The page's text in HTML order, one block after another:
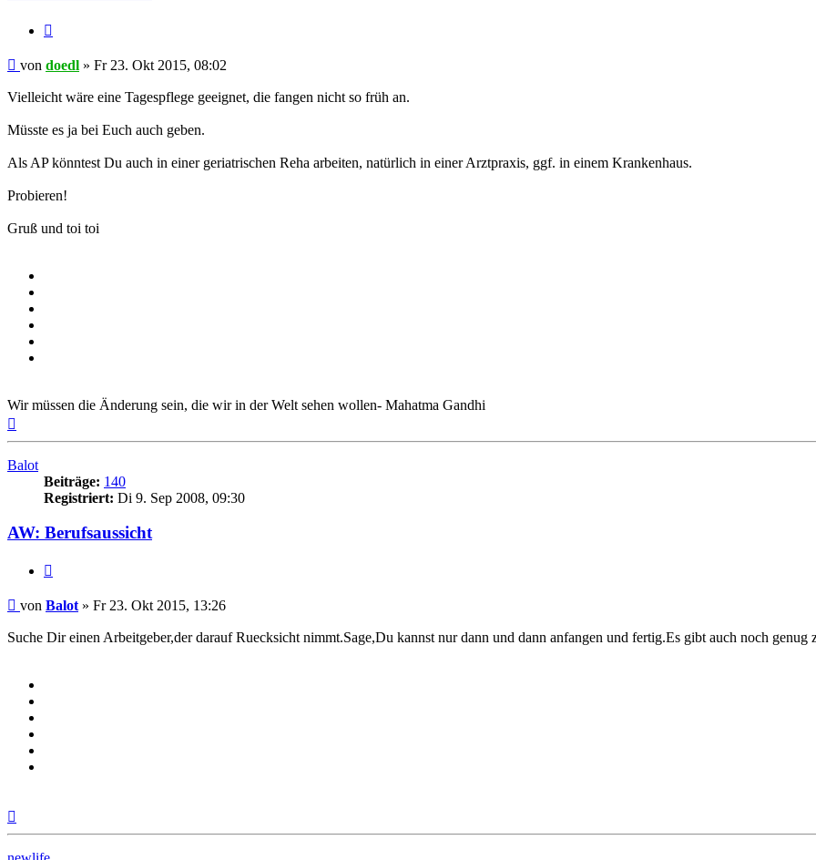
Beitrag
von doedl » Fr 23. Okt 2015, 08:02
Vielleicht wäre eine Tagespflege geeignet, die fangen nicht so früh an.
Müsste es ja bei Euch auch geben.
Als AP könntest Du auch in einer geriatrischen Reha arbeiten, natürlich in einer Arztpraxis, ggf. in einem Krankenhaus.
Probieren!
Gruß und toi toi
Wir müssen die Änderung sein, die wir in der Welt sehen wollen- Mahatma Gandhi
Balot
Beiträge: 140
Registriert: Di 9. Sep 2008, 09:30
AW: Berufsaussicht
Beitrag
von Balot » Fr 23. Okt 2015, 13:26
Suche Dir einen Arbeitgeber,der darauf Ruecksicht nimmt.Sage,Du kannst nur dann und dann anfangen und fertig.Es gibt auch noch genug